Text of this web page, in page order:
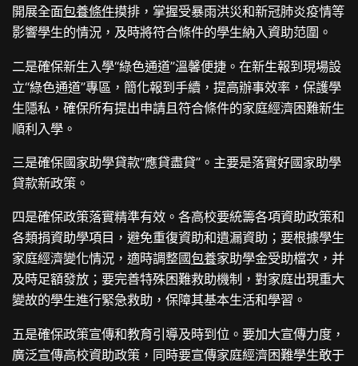
開展全面包養條件摸排，掌握受暴雨洪災和新冠肺炎疫情等
影響學生的情況，及時將符合條件的學生納入資助范圍。
二是確保新生入學“綠色通道”溫馨便捷。在新生報到現場設
立“綠色通道”專區，簡化報到手續，提高辦事效率，保護學
生隱私，確保所有提出申請且符合條件的家庭經濟困難新生
順利入學。
三是確保國家助學貸款“應貸盡貸”。主要是落實好國家助學
貸款新政策。
四是確保政策落實精準有效。各高校要統籌各項資助政策和
各類捐資助學項目，避免重復資助和遺漏資助；要根據學生
家庭經濟變化情況，適時調整國包養家助學金受助檔次，并
及時足額發放；要完善特殊困難救助機制，對家庭出現重大
變故的學生進行緊急救助，保障其基本生活和學習。
五是確保政策宣傳和教育引導及時到位。要加大宣傳力度，
廣泛宣傳高校資助政策，同時要宣傳家庭經濟困難學生敢于